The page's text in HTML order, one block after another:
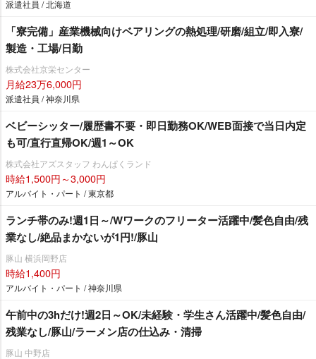
派遣社員 / 北海道
「寮完備」産業機械向けベアリングの熱処理/研磨/組立/即入寮/
製造・工場/日勤
株式会社京栄センター
月給23万6,000円
派遣社員 / 神奈川県
ベビーシッター/履歴書不要・即日勤務OK/WEB面接で当日内定
も可/直行直帰OK/週1～OK
株式会社アズスタッフ わんぱくランド
時給1,500円～3,000円
アルバイト・パート / 東京都
ランチ帯のみ!週1日～/Wワークのフリーター活躍中/髪色自由/残
業なし/絶品まかないが1円!/豚山
豚山 横浜岡野店
時給1,400円
アルバイト・パート / 神奈川県
午前中の3hだけ!週2日～OK/未経験・学生さん活躍中/髪色自由/
残業なし/豚山/ラーメン店の仕込み・清掃
豚山 中野店